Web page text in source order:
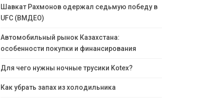
Шавкат Рахмонов одержал седьмую победу в
UFC (ВМДЕО)
Автомобильный рынок Казахстана:
особенности покупки и финансирования
Для чего нужны ночные трусики Kotex?
Как убрать запах из холодильника